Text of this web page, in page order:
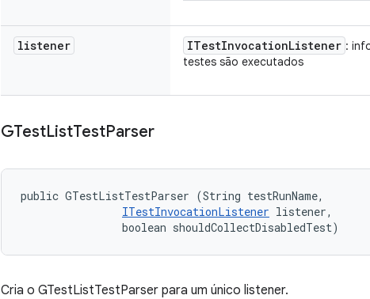
listener ITestInvocationListener :
testes são executados
GTestListTestParser
public GTestListTestParser (String testRunName,
ITestInvocationListener listener,
                boolean shouldCollectDisabledTest)
Cria o GTestListTestParser para um único listener.